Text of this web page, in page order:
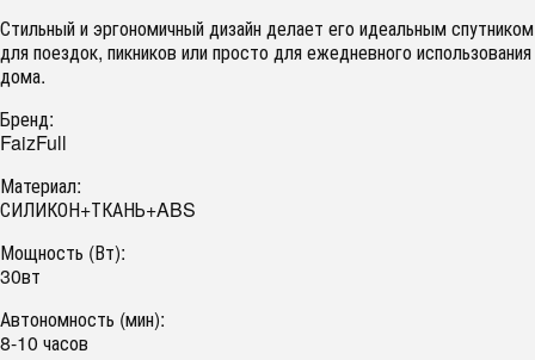
Стильный и эргономичный дизайн делает его идеальным спутником
для поездок, пикников или просто для ежедневного использования
дома.
Бренд:
FaizFull
Материал:
СИЛИКОН+ТКАНЬ+ABS
Мощность (Вт):
30вт
Автономность (мин):
8-10 часов